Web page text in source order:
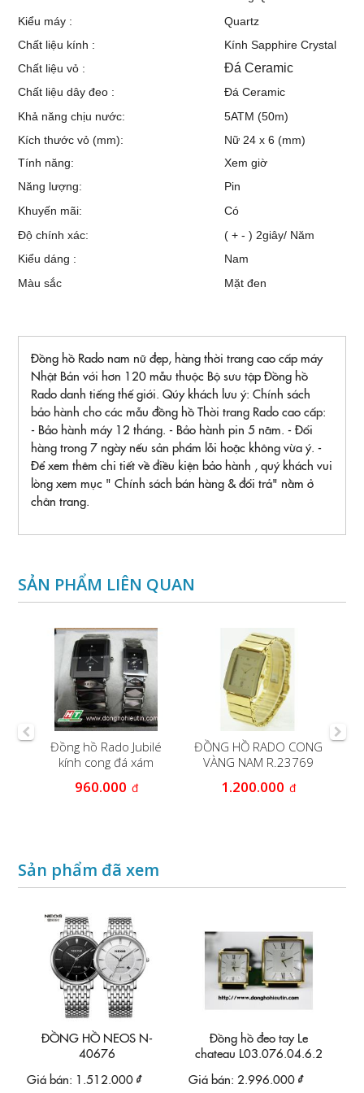
Kiểu máy :
Quartz
Chất liệu kính :
Kính Sapphire Crystal
Chất liệu vỏ :
Đá Ceramic
Chất liệu dây đeo :
Đá Ceramic
Khả năng chịu nước:
5ATM (50m)
Kích thước vỏ (mm):
Nữ 24 x 6 (mm)
Tính năng:
Xem giờ
Năng lượng:
Pin
Khuyến mãi:
Có
Độ chính xác:
( + - ) 2giây/ Năm
Kiểu dáng :
Nam
Màu sắc
Mặt đen
Đồng hồ Rado nam nữ đẹp, hàng thời trang cao cấp máy
Nhật Bản với hơn 120 mẫu thuộc Bộ sưu tập Đồng hồ
Rado danh tiếng thế giới. Qúy khách lưu ý: Chính sách
bảo hành cho các mẫu đồng hồ Thời trang Rado cao cấp:
- Bảo hành máy 12 tháng. - Bảo hành pin 5 năm. - Đổi
hàng trong 7 ngày nếu sản phẩm lỗi hoặc không vừa ý. -
Để xem thêm chi tiết về điều kiện bảo hành , quý khách vui
lòng xem mục " Chính sách bán hàng & đổi trả" nằm ở
chân trang.
SẢN PHẨM LIÊN QUAN
Đồng hồ Rado Jubilé
kính cong đá xám
960.000 đ
ĐỒNG HỒ RADO CONG
VÀNG NAM R.23769
1.200.000 đ
Sản phẩm đã xem
ĐỒNG HỒ NEOS N-
40676
Giá bán: 1.512.000 ₫
Đồng hồ đeo tay Le
chateau L03.076.04.6.2
Giá bán: 2.996.000 ₫